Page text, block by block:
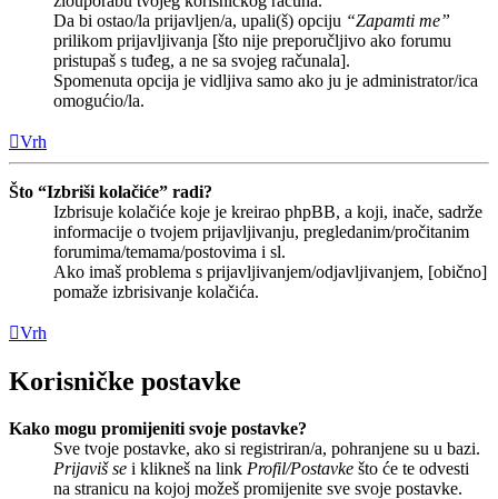
Da bi ostao/la prijavljen/a, upali(š) opciju “Zapamti me”
prilikom prijavljivanja [što nije preporučljivo ako forumu
pristupaš s tuđeg, a ne sa svojeg računala].
Spomenuta opcija je vidljiva samo ako ju je administrator/ica
omogućio/la.
Vrh
Što “Izbriši kolačiće” radi?
Izbrisuje kolačiće koje je kreirao phpBB, a koji, inače, sadrže
informacije o tvojem prijavljivanju, pregledanim/pročitanim
forumima/temama/postovima i sl.
Ako imaš problema s prijavljivanjem/odjavljivanjem, [obično]
pomaže izbrisivanje kolačića.
Vrh
Korisničke postavke
Kako mogu promijeniti svoje postavke?
Sve tvoje postavke, ako si registriran/a, pohranjene su u bazi.
Prijaviš se i klikneš na link Profil/Postavke što će te odvesti
na stranicu na kojoj možeš promijenite sve svoje postavke.